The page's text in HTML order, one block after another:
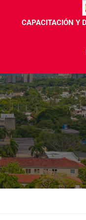
CAPACITACIÓN Y